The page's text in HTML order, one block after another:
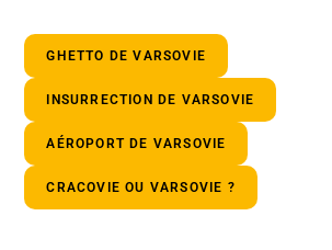
GHETTO DE VARSOVIE
INSURRECTION DE VARSOVIE
AÉROPORT DE VARSOVIE
CRACOVIE OU VARSOVIE ?